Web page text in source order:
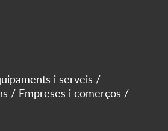
i serveis
Empreses i comerços